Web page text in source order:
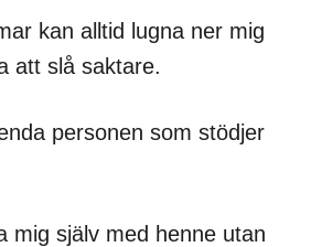
kan alltid lugna ner mig
att slå saktare.
personen som stödjer
mig själv med henne utan